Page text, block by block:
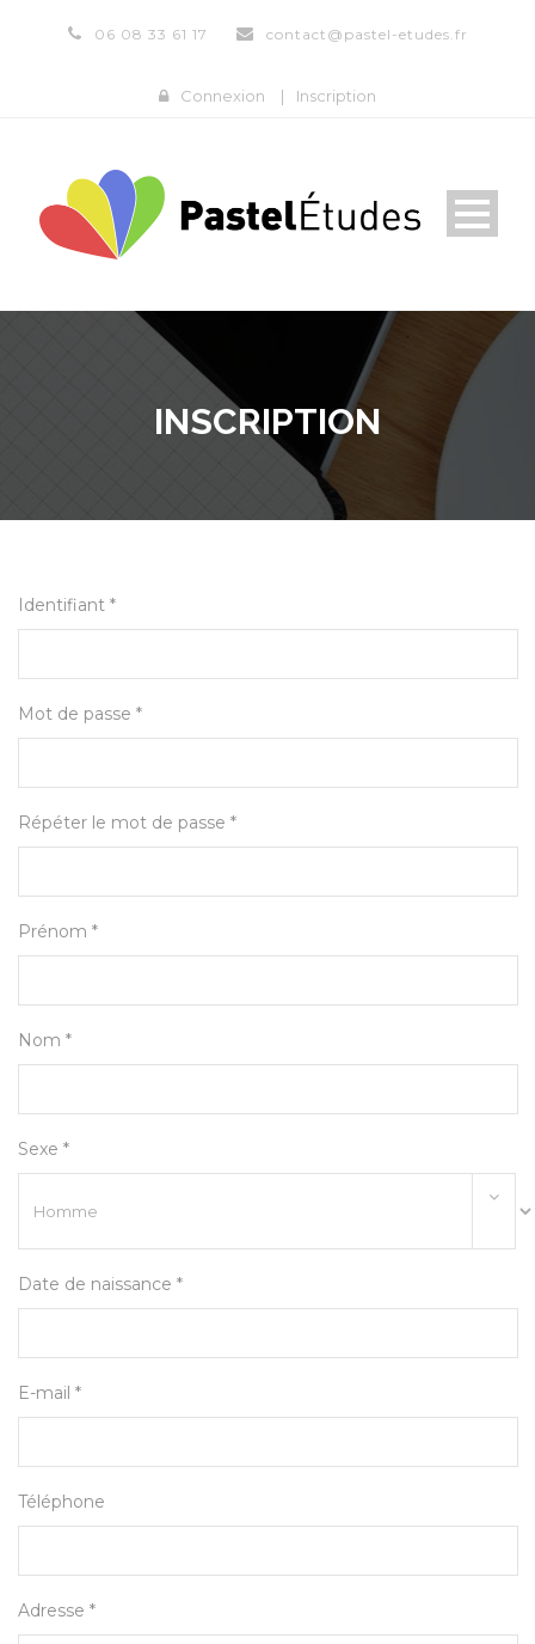
06 08 33 61 17 contact@pastel-etudes.fr
Connexion | Inscription
INSCRIPTION
Identifiant *
Mot de passe *
Répéter le mot de passe *
Prénom *
Nom *
Sexe *
Date de naissance *
E-mail *
Téléphone
Adresse *